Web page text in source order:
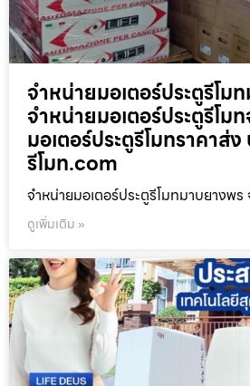
จำหน่ายมอเตอร์ประตูรีโม
จำหน่ายมอเตอร์ประตูรีโม
มอเตอร์ประตูรีโมทราคาส่ง
รีโมท.com
จำหน่ายมอเตอร์ประตูรีโมทมาบยางพร
ดูเพิ่มเติม »